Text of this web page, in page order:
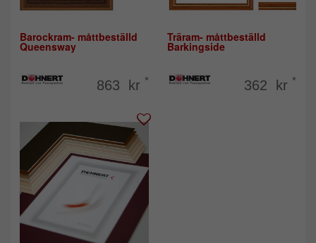
Barockram- måttbeställd
Queensway
863 kr *
Träram- måttbeställd
Barkingside
362 kr *